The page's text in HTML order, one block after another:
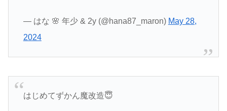
— はな 🌸 年少 & 2y (@hana87_maron) May 28,
2024
はじめてずかん魔改造😇